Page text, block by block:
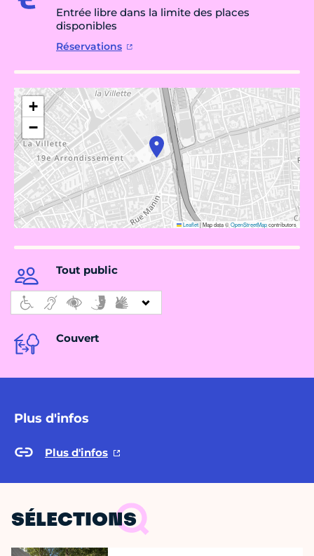
Entrée libre dans la limite des places
disponibles
Réservations
+
−
Leaflet|Map data ©OpenStreetMapcontributors
Tout public
Couvert
Plus d'infos
Plus d'infos
SÉLECTIONS